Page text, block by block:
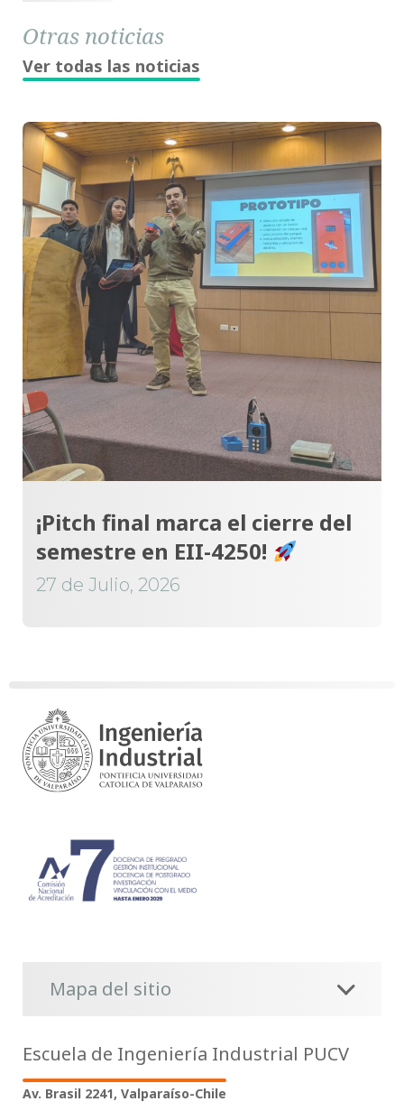
Otras noticias
Ver todas las noticias
¡Pitch final marca el cierre del
semestre en EII-4250!
27 de Julio, 2026
Mapa del sitio
Escuela de Ingeniería Industrial PUCV
Av. Brasil 2241, Valparaíso-Chile